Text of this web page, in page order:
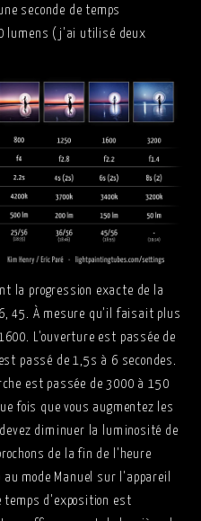
seconde de temps
lumens (j'ai utilisé deux
la progression exacte de la
45. À mesure qu'il faisait plus
L'ouverture est passée de
passé de 1,5s à 6 secondes.
est passée de 3000 à 150
fois que vous augmentez les
diminuer la luminosité de
de la fin de l'heure
mode Manuel sur l'appareil
temps d'exposition est